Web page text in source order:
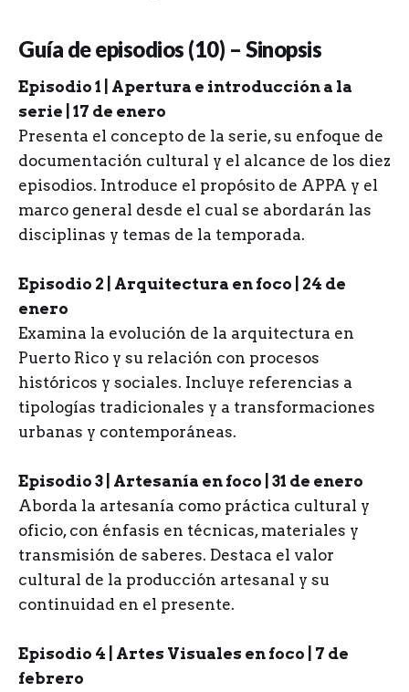
Guía de episodios (10) – Sinopsis
Episodio 1 | Apertura e introducción a la
serie | 17 de enero
Presenta el concepto de la serie, su enfoque de
documentación cultural y el alcance de los diez
episodios. Introduce el propósito de APPA y el
marco general desde el cual se abordarán las
disciplinas y temas de la temporada.
Episodio 2 | Arquitectura en foco | 24 de
enero
Examina la evolución de la arquitectura en
Puerto Rico y su relación con procesos
históricos y sociales. Incluye referencias a
tipologías tradicionales y a transformaciones
urbanas y contemporáneas.
Episodio 3 | Artesanía en foco | 31 de enero
Aborda la artesanía como práctica cultural y
oficio, con énfasis en técnicas, materiales y
transmisión de saberes. Destaca el valor
cultural de la producción artesanal y su
continuidad en el presente.
Episodio 4 | Artes Visuales en foco | 7 de
febrero